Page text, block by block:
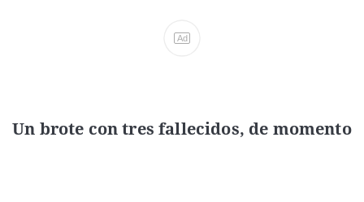
Ad
Un brote con tres fallecidos, de momento